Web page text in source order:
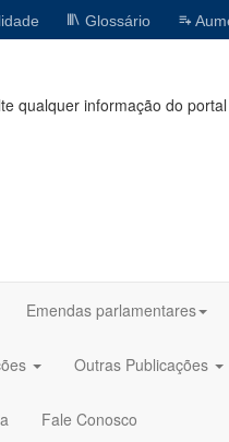
Glossário
qualquer informação do
Emendas parlamentares
Outras Publicações
Fale Conosco